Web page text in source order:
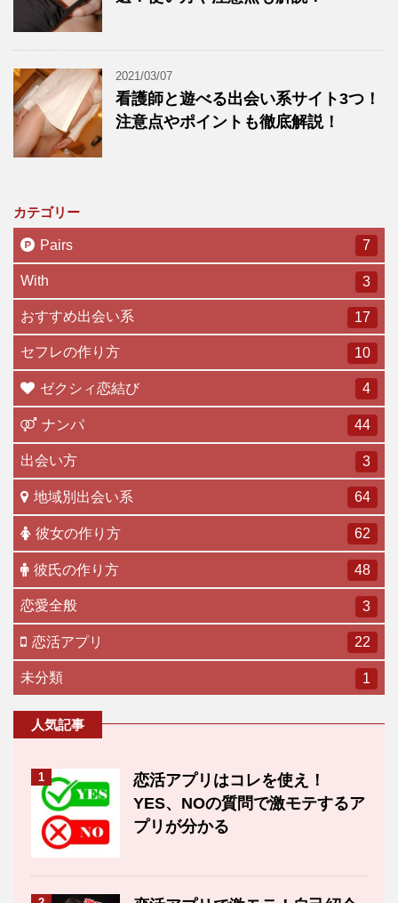
2021/03/07
看護師と遊べる出会い系サイト3つ！
注意点やポイントも徹底解説！
カテゴリー
Pairs 7
With 3
おすすめ出会い系 17
セフレの作り方 10
ゼクシィ恋結び 4
ナンパ 44
出会い方 3
地域別出会い系 64
彼女の作り方 62
彼氏の作り方 48
恋愛全般 3
恋活アプリ 22
未分類 1
人気記事
1
恋活アプリはコレを使え！
YES、NOの質問で激モテするア
プリが分かる